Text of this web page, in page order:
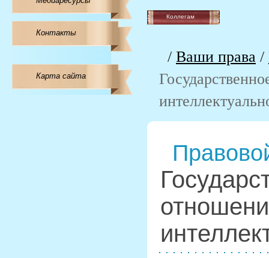
Контакты
Карта сайта
Коллегам
/ Ваши права /